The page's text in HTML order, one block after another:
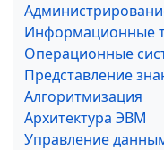
Информационные
Операционные
Представление
Алгоритмизация
Архитектура ЭВМ
Управление